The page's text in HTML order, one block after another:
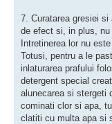
7. Curatarea gresiei
de efect si, in plus,
Intretinerea lor nu
Totusi, pentru a le
inlaturarea prafului
detergent special
alunecarea si stergeti
cominati clor si apa,
clatiti cu multa apa si